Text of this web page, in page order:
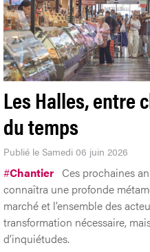
Les Halles, entre
du temps
Publié le Samedi 06 juin 2026
#Chantier Ces prochaines
connaîtra une profonde
marché et l’ensemble des
transformation nécessaire,
d’inquiétudes.